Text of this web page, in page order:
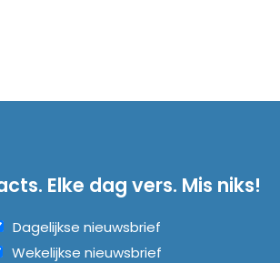
Elke dag vers. Mis niks!
Dagelijkse nieuwsbrief
Wekelijkse nieuwsbrief